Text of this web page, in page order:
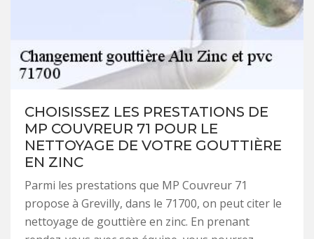
CHOISISSEZ LES PRESTATIONS DE
MP COUVREUR 71 POUR LE
NETTOYAGE DE VOTRE GOUTTIÈRE
EN ZINC
Parmi les prestations que MP Couvreur 71
propose à Grevilly, dans le 71700, on peut citer le
nettoyage de gouttière en zinc. En prenant